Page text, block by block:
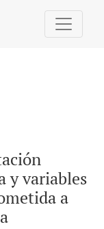
en calidad de
y variables
a